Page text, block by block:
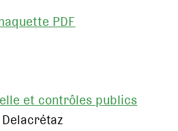
PDF
et contrôles publics